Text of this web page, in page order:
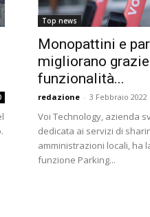
Top news
Monopattini e
migliorano
funzionalità...
redazione - 3 Febbraio 2022
Voi Technology, azienda
dedicata ai servizi di
amministrazioni locali, ha
funzione Parking...